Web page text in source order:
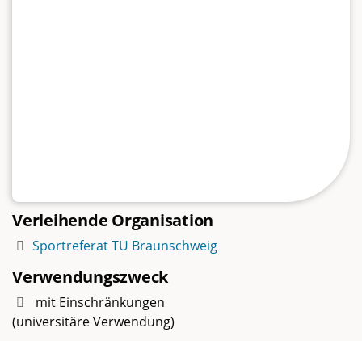
Verleihende Organisation
Sportreferat TU Braunschweig
Verwendungszweck
mit Einschränkungen
(universitäre Verwendung)